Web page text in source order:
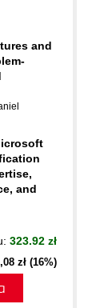
and
and
323.92 zł
zł (16%)